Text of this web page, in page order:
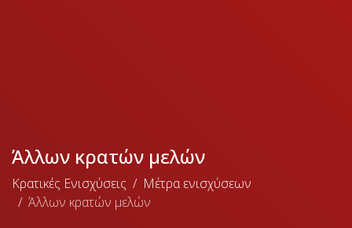
Άλλων κρατών μελών
Κρατικές Ενισχύσεις
Μέτρα ενισχύσεων
Άλλων κρατών μελών